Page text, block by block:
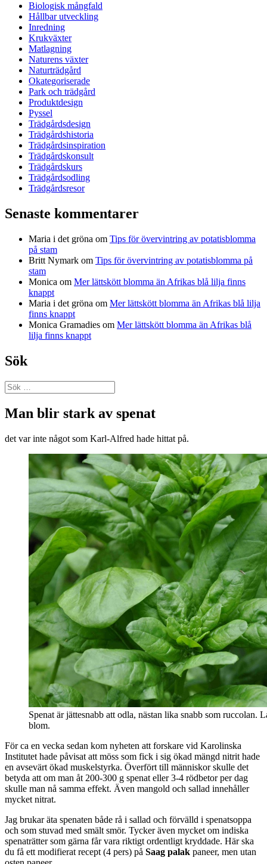
Biologisk mångfald
Hållbar utveckling
Inredning
Krukväxter
Matlagning
Naturens växter
Naturträdgård
Okategoriserade
Park och trädgård
Produktdesign
Pyssel
Trädgårdsdesign
Trädgårdshistoria
Trädgårdsinspiration
Trädgårdskonsult
Trädgårdskurs
Trädgårdsodling
Trädgårdsresor
Senaste kommentarer
Maria i det gröna om Tips för övervintring av potatisblomma
på stam
Britt Nymark om Tips för övervintring av potatisblomma på
stam
Monica om Mer lättskött blomma än Afrikas blå lilja finns
knappt
Maria i det gröna om Mer lättskött blomma än Afrikas blå lilja
finns knappt
Monica Gramadies om Mer lättskött blomma än Afrikas blå
lilja finns knappt
Sök
Sök
efter:
Man blir stark av spenat
det var inte något som Karl-Alfred hade hittat på.
Spenat är jättesnabb att odla, nästan lika snabb som ruccolan.
blom.
För ca en vecka sedan kom nyheten att forskare vid Karolinska
Institutet hade påvisat att möss som fick i sig ökad mängd nitrit hade
en avsevärt ökad muskelstyrka. Överfört till människor skulle det
betyda att om man åt 200-300 g spenat eller 3-4 rödbetor per dag
skulle man nå samma effekt. Även mangold och sallad innehåller
mycket nitrat.
Jag brukar äta spenaten både rå i sallad och förvälld i spenatsoppa
och som stuvad med smält smör. Tycker även mycket om indiska
spenaträtter som gärna får vara riktigt ordentligt kryddade. Här ska
du få ett modifierat recept (4 pers) på Saag palak paneer, men utan